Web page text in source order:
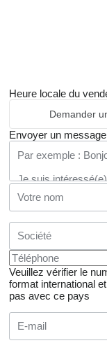
Heure locale du
Demander
Envoyer un message
Veuillez vérifier le
format international
pas avec ce pays